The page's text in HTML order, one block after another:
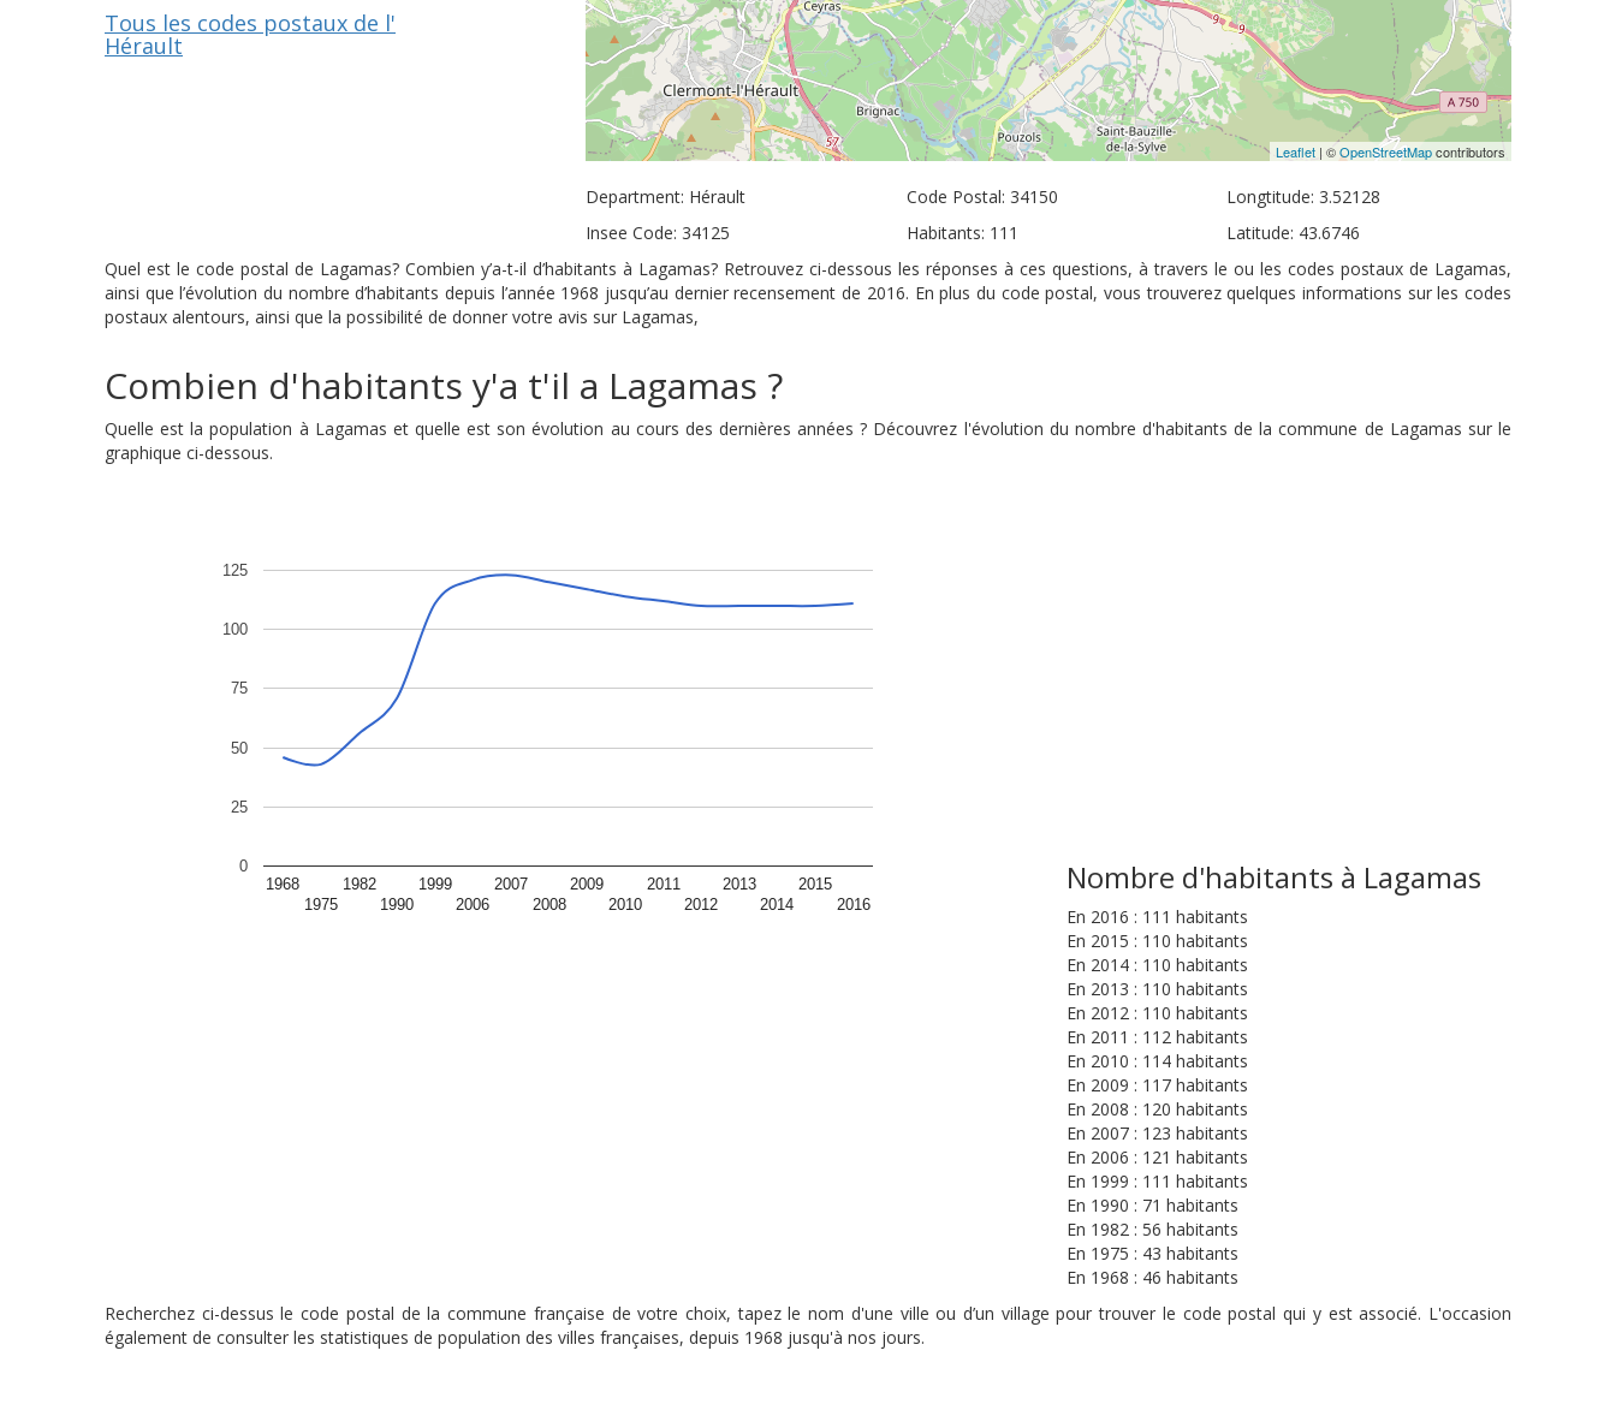
Tous les codes postaux de l'
Hérault
Leaflet | ©OpenStreetMapcontributors
Department: Hérault
Insee Code: 34125
Code Postal: 34150
Habitants: 111
Longtitude: 3.52128
Latitude: 43.6746
Quel est le code postal de Lagamas? Combien y’a-t-il d’habitants à Lagamas? Retrouvez ci-dessous les réponses à ces questions, à travers le ou les codes postaux de Lagamas,
ainsi que l’évolution du nombre d’habitants depuis l’année 1968 jusqu’au dernier recensement de 2016. En plus du code postal, vous trouverez quelques informations sur les codes
postaux alentours, ainsi que la possibilité de donner votre avis sur Lagamas,
Combien d'habitants y'a t'il a Lagamas ?
Quelle est la population à Lagamas et quelle est son évolution au cours des dernières années ? Découvrez l'évolution du nombre d'habitants de la commune de Lagamas sur le
graphique ci-dessous.
1968
1975
1982
1990
1999
2006
2007
2008
2009
2010
2011
2012
2013
2014
2015
2016
0
25
50
75
100
125
Nombre d'habitants à Lagamas
En 2016 : 111 habitants
En 2015 : 110 habitants
En 2014 : 110 habitants
En 2013 : 110 habitants
En 2012 : 110 habitants
En 2011 : 112 habitants
En 2010 : 114 habitants
En 2009 : 117 habitants
En 2008 : 120 habitants
En 2007 : 123 habitants
En 2006 : 121 habitants
En 1999 : 111 habitants
En 1990 : 71 habitants
En 1982 : 56 habitants
En 1975 : 43 habitants
En 1968 : 46 habitants
Recherchez ci-dessus le code postal de la commune française de votre choix, tapez le nom d'une ville ou d’un village pour trouver le code postal qui y est associé. L'occasion
également de consulter les statistiques de population des villes françaises, depuis 1968 jusqu'à nos jours.